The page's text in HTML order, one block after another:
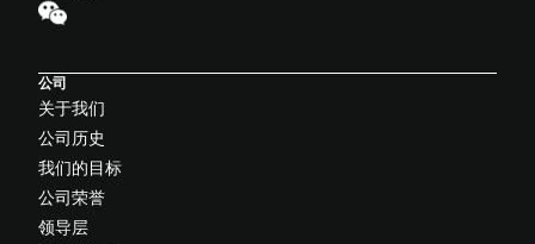
公司
关于我们
公司历史
我们的目标
公司荣誉
领导层